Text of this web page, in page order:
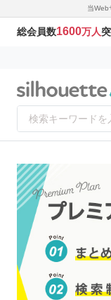
当Web
総会員数1600万人